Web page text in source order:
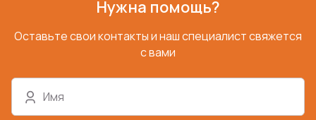
Нужна помощь?
Оставьте свои контакты и наш специалист свяжется
с вами
Имя